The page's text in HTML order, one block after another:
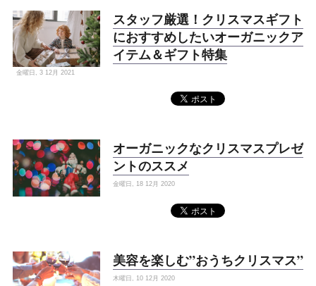
スタッフ厳選！クリスマスギフト
におすすめしたいオーガニックア
イテム＆ギフト特集
金曜日, 3 12月 2021
オーガニックなクリスマスプレゼ
ントのススメ
金曜日, 18 12月 2020
美容を楽しむ”おうちクリスマス”
木曜日, 10 12月 2020